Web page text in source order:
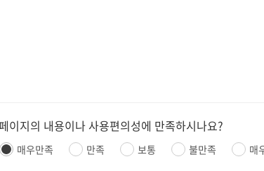
이지의 내용이나 사용편의성에 만족하시나요?
매우만족 만족 보통 불만족 매